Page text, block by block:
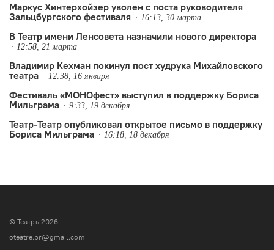
Маркус Хинтерхойзер уволен с поста руководителя
Зальцбургского фестиваля
16:13, 30 марта
В Театр имени Ленсовета назначили нового директора
12:58, 21 марта
Владимир Кехман покинул пост худрука Михайловского
театра
12:38, 16 января
Фестиваль «МОНОфест» выступил в поддержку Бориса
Мильграма
9:33, 19 декабря
Театр-Театр опубликовал открытое письмо в поддержку
Бориса Мильграма
16:18, 18 декабря
© Театръ 2026
oteatre.pr@gmail.com